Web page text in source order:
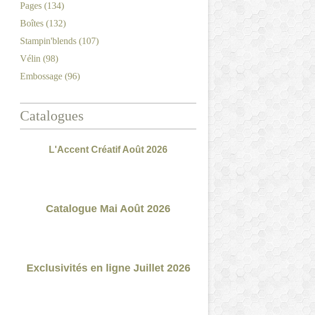
Pages (134)
Boîtes (132)
Stampin'blends (107)
Vélin (98)
Embossage (96)
Catalogues
L'Accent Créatif Août 2026
Catalogue Mai Août 2026
Exclusivités en ligne Juillet 2026